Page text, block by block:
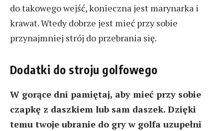
do takowego wejść, konieczna jest marynarka i
krawat. Wtedy dobrze jest mieć przy sobie
przynajmniej strój do przebrania się.
Dodatki do stroju golfowego
W gorące dni pamiętaj, aby mieć przy sobie
czapkę z daszkiem lub sam daszek. Dzięki
temu twoje ubranie do gry w golfa uzupełni